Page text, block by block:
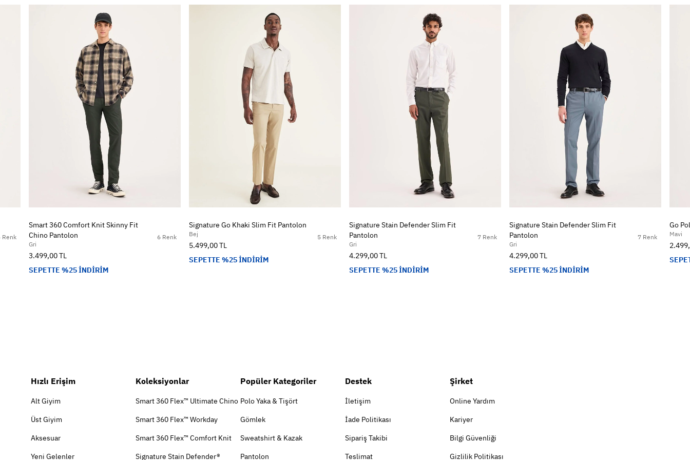
Renk 6 Renk
Smart 360 Comfort Knit Skinny Fit
Chino Pantolon
Gri
3.499,00 TL
SEPETTE %25 İNDİRİM
5 Renk
Signature Go Khaki Slim Fit Pantolon
Bej
5.499,00 TL
SEPETTE %25 İNDİRİM
7 Renk
Signature Stain Defender Slim Fit
Pantolon
Gri
4.299,00 TL
SEPETTE %25 İNDİRİM
7 Renk
Signature Stain Defender Slim Fit
Pantolon
Gri
4.299,00 TL
SEPETTE %25 İNDİRİM
Go
Mavi
Hızlı Erişim
Alt Giyim
Üst Giyim
Aksesuar
Yeni Gelenler
Koleksiyonlar
Smart 360 Flex™ Ultimate Chino
Smart 360 Flex™ Workday
Smart 360 Flex™ Comfort Knit
Signature Stain Defender®
Popüler Kategoriler
Polo Yaka & Tişört
Gömlek
Sweatshirt & Kazak
Pantolon
Destek
İletişim
İade Politikası
Sipariş Takibi
Teslimat
Şirket
Online Yardım
Kariyer
Bilgi Güvenliği
Gizlilik Politikası